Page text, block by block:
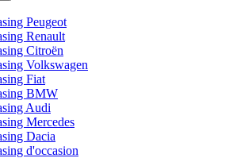
Peugeot
Renault
Citroën
Volkswagen
Fiat
BMW
Audi
Mercedes
Dacia
d'occasion